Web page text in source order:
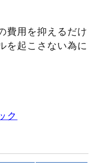
費用を抑えるだけ
を起こさない為に
ク